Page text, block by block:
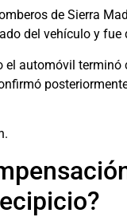
de Sierra
del vehículo y
automóvil terminó